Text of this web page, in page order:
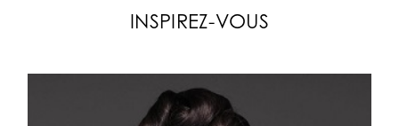
INSPIREZ-VOUS